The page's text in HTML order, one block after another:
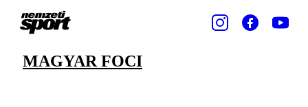
MAGYAR FOCI